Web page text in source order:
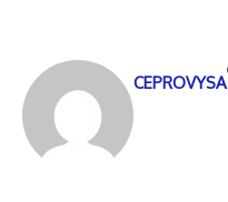
CEPROVYSA